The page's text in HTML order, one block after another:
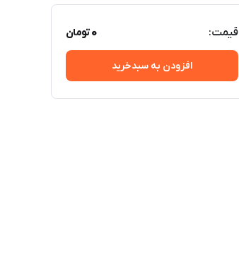
قیمت: 0تومان
افزودن به سبدخرید